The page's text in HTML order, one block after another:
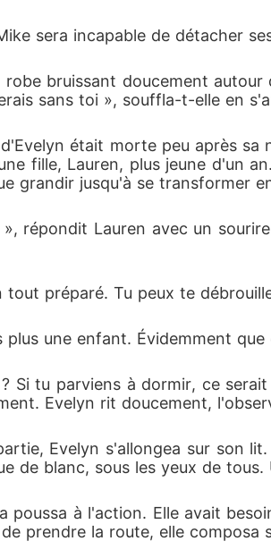
sera incapable de détacher
bruissant doucement
sans toi », souffla-t-elle en
était morte peu après sa
fille, Lauren, plus jeune d'un
grandir jusqu'à se transformer
répondit Lauren avec un
préparé. Tu peux te
plus une enfant. Évidemment que
Si tu parviens à dormir, ce
Evelyn rit doucement,
Evelyn s'allongea sur son
de blanc, sous les yeux de
à l'action. Elle avait
prendre la route, elle